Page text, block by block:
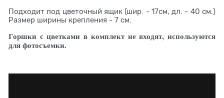
Подходит под цветочный ящик (шир. - 17см, дл. - 40 см.)
Размер ширины крепления - 7 см.
Горшки с цветками в комплект не входят, используются
для фотосъемки.